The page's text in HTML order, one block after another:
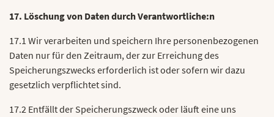
17. Löschung von Daten durch Verantwortliche:n
17.1 Wir verarbeiten und speichern Ihre personenbezogenen
Daten nur für den Zeitraum, der zur Erreichung des
Speicherungszwecks erforderlich ist oder sofern wir dazu
gesetzlich verpflichtet sind.
17.2 Entfällt der Speicherungszweck oder läuft eine uns